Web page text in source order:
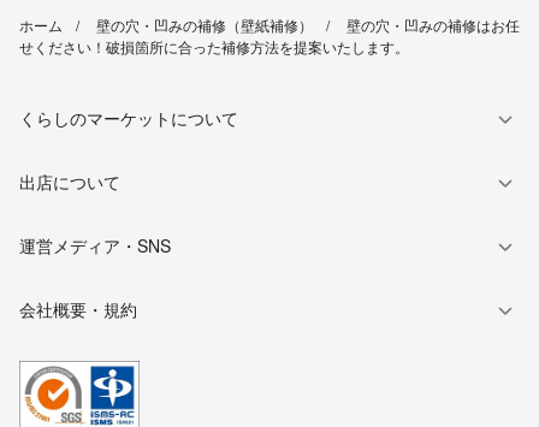
ホーム 壁の穴・凹みの補修（壁紙補修）
壁の穴・凹みの補修はお任
せください！破損箇所に合った補修方法を提案いたします。
くらしのマーケットについて
出店について
運営メディア・SNS
会社概要・規約